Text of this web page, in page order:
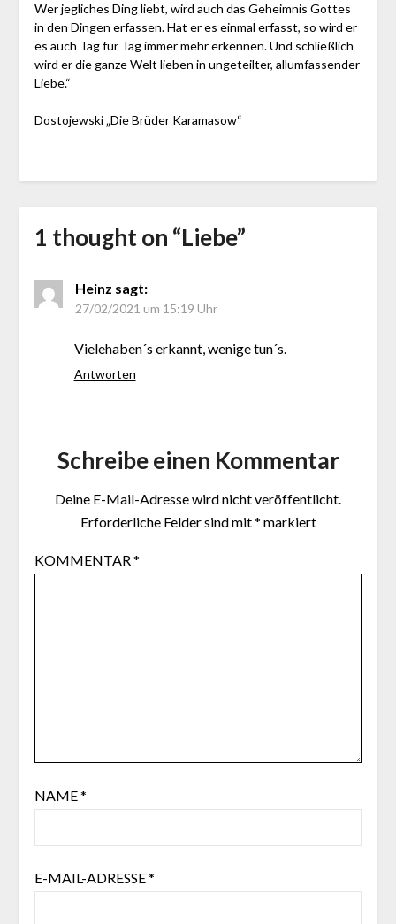
Wer jegliches Ding liebt, wird auch das Geheimnis Gottes
in den Dingen erfassen. Hat er es einmal erfasst, so wird er
es auch Tag für Tag immer mehr erkennen. Und schließlich
wird er die ganze Welt lieben in ungeteilter, allumfassender
Liebe.“
Dostojewski „Die Brüder Karamasow“
1 thought on “Liebe”
Heinz sagt:
27/02/2021 um 15:19 Uhr
Vielehaben´s erkannt, wenige tun´s.
Antworten
Schreibe einen Kommentar
Deine E-Mail-Adresse wird nicht veröffentlicht.
Erforderliche Felder sind mit* markiert
KOMMENTAR*
NAME*
E-MAIL-ADRESSE*